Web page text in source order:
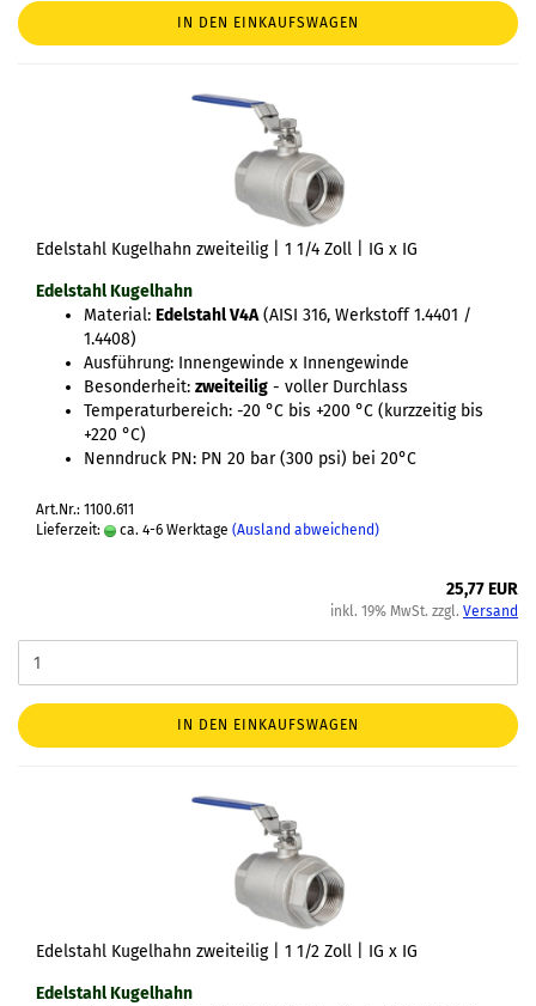
IN DEN EINKAUFSWAGEN
Edelstahl Kugelhahn zweiteilig | 1 1/4 Zoll | IG x IG
Edelstahl Kugelhahn
Material: Edelstahl V4A(AISI 316, Werkstoff 1.4401 /
1.4408)
Ausführung: Innengewinde x Innengewinde
Besonderheit: zweiteilig - voller Durchlass
Temperaturbereich: -20 °C bis +200 °C (kurzzeitig bis
+220 °C)
Nenndruck PN: PN 20 bar (300 psi) bei 20°C
Art.Nr.: 1100.611
Lieferzeit:
ca. 4-6 Werktage (Ausland abweichend)
25,77 EUR
inkl. 19% MwSt. zzgl. Versand
IN DEN EINKAUFSWAGEN
Edelstahl Kugelhahn zweiteilig | 1 1/2 Zoll | IG x IG
Edelstahl Kugelhahn